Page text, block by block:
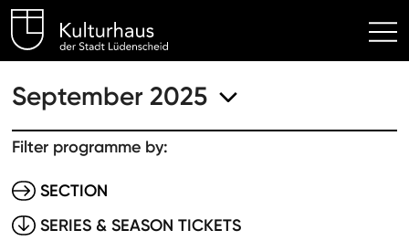
Kulturhaus Lüdenscheid
September 2025
Filter programme by:
SECTION
SERIES & SEASON TICKETS